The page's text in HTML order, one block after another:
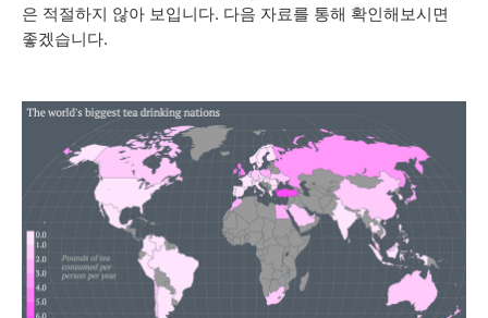
은 적절하지 않아 보입니다. 다음 자료를 통해 확인해보시면
좋겠습니다.